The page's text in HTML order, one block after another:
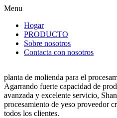
Menu
Hogar
PRODUCTO
Sobre nosotros
Contacta con nosotros
planta de molienda para el
Agarrando fuerte capacidad de
avanzada y excelente servicio,
procesamiento de yeso proveedor
todos los clientes.